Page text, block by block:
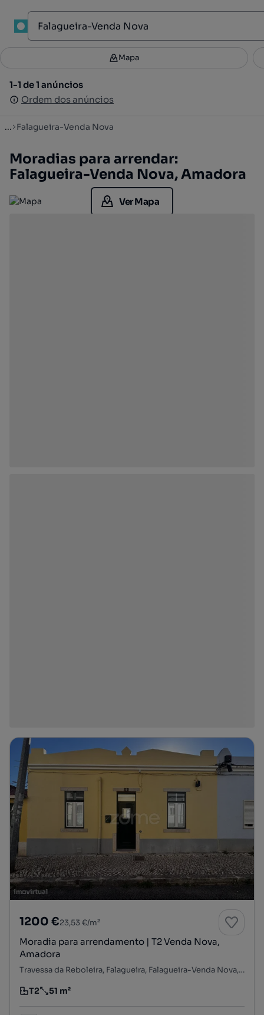
Filtros 3
1-1 de 1 anúncios
Ordem dos anúncios
Mapa
1-1 de 1 anúncios
Ordem dos anúncios
... Falagueira-Venda Nova
Moradias para arrendar:
Falagueira-Venda Nova, Amadora
Ver Mapa
1200 €23,53 €/m²
Moradia para arrendamento | T2 Venda Nova,
Amadora
Travessa da Reboleira, Falagueira, Falagueira-Venda Nova, Amadora, Lisboa
Tipologia
T2
Preço por metro quadrado
51 m²